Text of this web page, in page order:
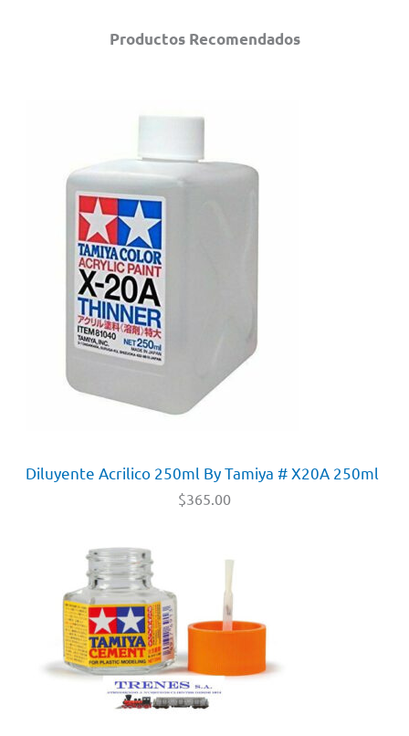
Productos Recomendados
Diluyente Acrilico 250ml By Tamiya # X20A 250ml
$365.00